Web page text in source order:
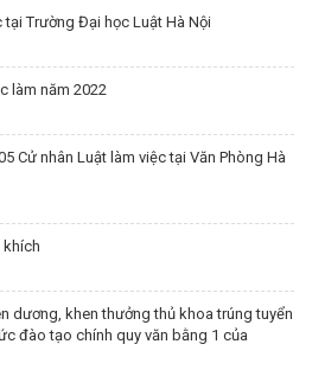
Trường Đại học Luật Hà Nội
làm năm 2022
Cử nhân Luật làm việc tại Văn Phòng Hà
khích
dương, khen thưởng thủ khoa trúng tuyển
đào tạo chính quy văn bằng 1 của